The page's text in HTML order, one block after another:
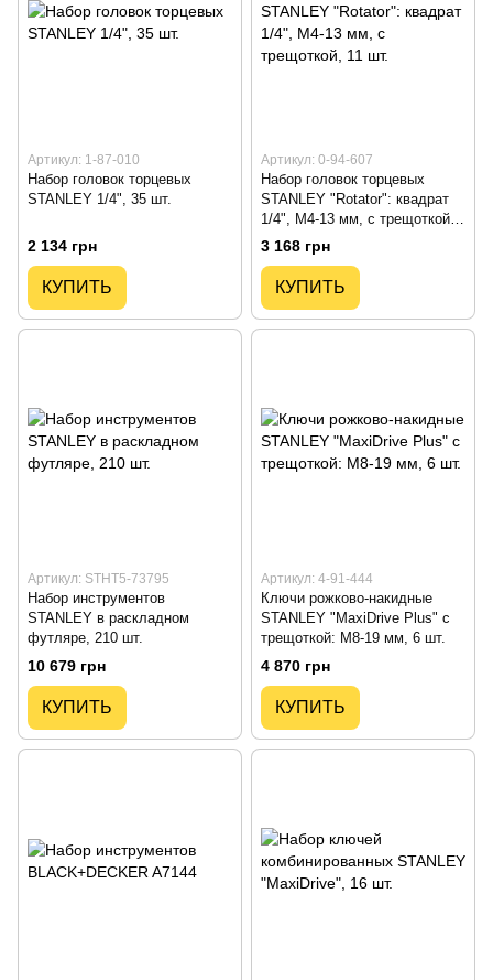
Артикул: 1-87-010
Набор головок торцевых
STANLEY 1/4", 35 шт.
2 134 грн
КУПИТЬ
Артикул: 0-94-607
Набор головок торцевых
STANLEY "Rotator": квадрат
1/4", M4-13 мм, с трещоткой,
11 шт.
3 168 грн
КУПИТЬ
Артикул: STHT5-73795
Набор инструментов
STANLEY в раскладном
футляре, 210 шт.
10 679 грн
КУПИТЬ
Артикул: 4-91-444
Ключи рожково-накидные
STANLEY "MaxiDrive Plus" с
трещоткой: M8-19 мм, 6 шт.
4 870 грн
КУПИТЬ